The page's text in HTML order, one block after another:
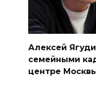
Алексей
семейными
центре